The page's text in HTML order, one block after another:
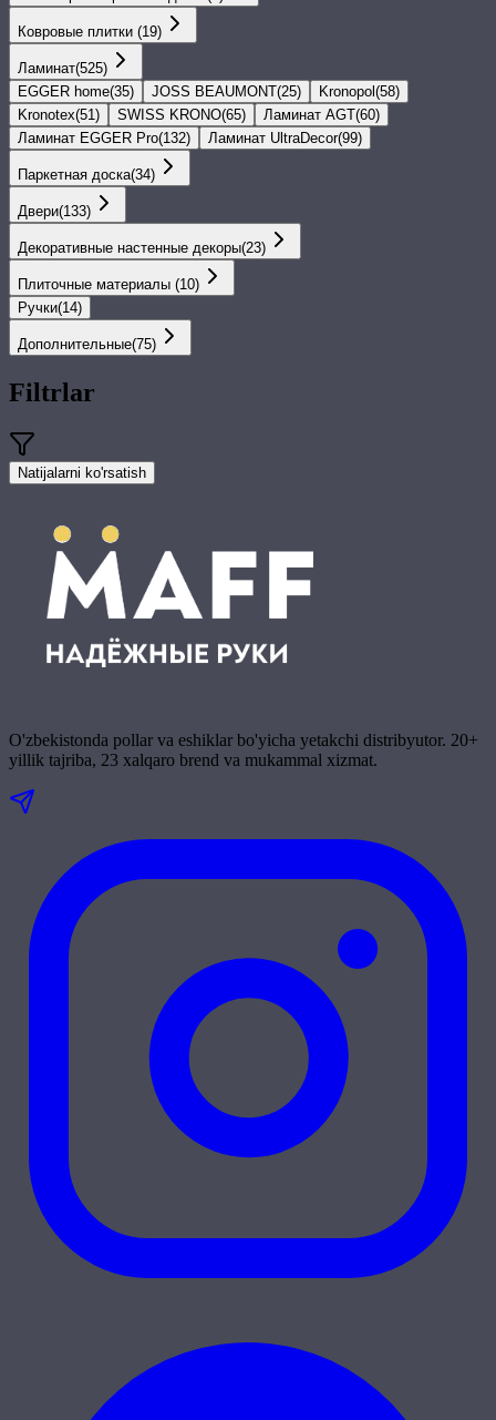
Ковровые плитки (19)
Ламинат(525)
EGGER home(35) JOSS BEAUMONT(25) Kronopol (58)
Kronotex(51) SWISS KRONO(65) Ламинат AGT(60)
Ламинат EGGER Pro(132) Ламинат UltraDecor(99)
Паркетная доска(34)
Двери(133)
Декоративные настенные декоры(23)
Плиточные материалы (10)
Ручки(14)
Дополнительные(75)
Filtrlar
Natijalarni ko'rsatish
O'zbekistonda pollar va eshiklar bo'yicha yetakchi distribyutor. 20+
yillik tajriba, 23 xalqaro brend va mukammal xizmat.